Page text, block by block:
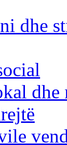
dhe
dhe